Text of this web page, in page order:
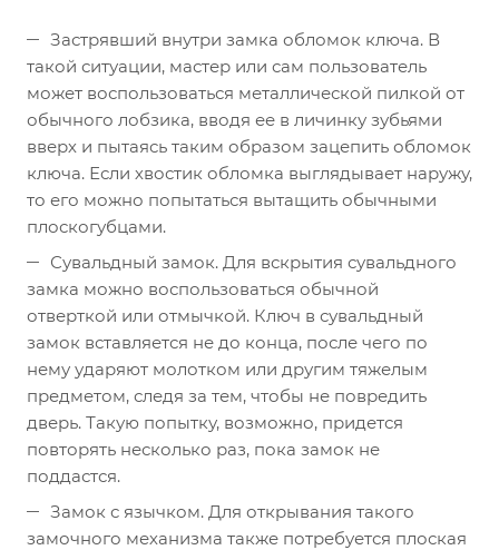
Застрявший внутри замка обломок ключа. В
такой ситуации, мастер или сам пользователь
может воспользоваться металлической пилкой от
обычного лобзика, вводя ее в личинку зубьями
вверх и пытаясь таким образом зацепить обломок
ключа. Если хвостик обломка выглядывает наружу,
то его можно попытаться вытащить обычными
плоскогубцами.
Сувальдный замок. Для вскрытия сувальдного
замка можно воспользоваться обычной
отверткой или отмычкой. Ключ в сувальдный
замок вставляется не до конца, после чего по
нему ударяют молотком или другим тяжелым
предметом, следя за тем, чтобы не повредить
дверь. Такую попытку, возможно, придется
повторять несколько раз, пока замок не
поддастся.
Замок с язычком. Для открывания такого
замочного механизма также потребуется плоская